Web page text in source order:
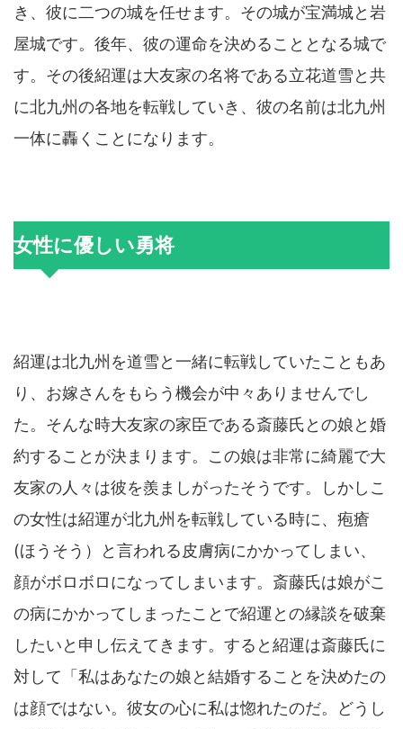
き、彼に二つの城を任せます。その城が宝満城と岩
屋城です。後年、彼の運命を決めることとなる城で
す。その後紹運は大友家の名将である立花道雪と共
に北九州の各地を転戦していき、彼の名前は北九州
一体に轟くことになります。
女性に優しい勇将
紹運は北九州を道雪と一緒に転戦していたこともあ
り、お嫁さんをもらう機会が中々ありませんでし
た。そんな時大友家の家臣である斎藤氏との娘と婚
約することが決まります。この娘は非常に綺麗で大
友家の人々は彼を羨ましがったそうです。しかしこ
の女性は紹運が北九州を転戦している時に、疱瘡
(ほうそう）と言われる皮膚病にかかってしまい、
顔がボロボロになってしまいます。斎藤氏は娘がこ
の病にかかってしまったことで紹運との縁談を破棄
したいと申し伝えてきます。すると紹運は斎藤氏に
対して「私はあなたの娘と結婚することを決めたの
は顔ではない。彼女の心に私は惚れたのだ。どうし